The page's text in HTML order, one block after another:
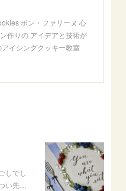
ボン・ファリーヌ 心
作りの アイデアと技術が
イシングクッキー教室
しでし
い先…